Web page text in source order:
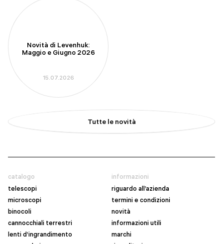
Novità di Levenhuk:
Maggio e Giugno 2026
15.07.2026
Tutte le novità
catalogo
telescopi
microscopi
binocoli
cannocchiali terrestri
lenti d’ingrandimento
informazioni
riguardo all’azienda
termini e condizioni
novità
informazioni utili
marchi